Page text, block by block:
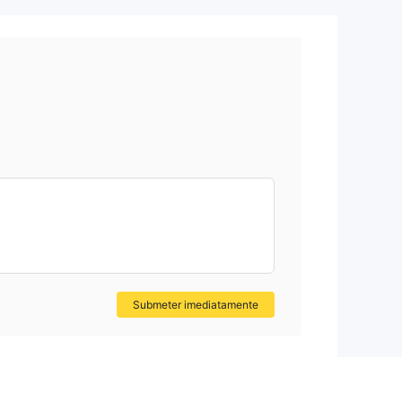
Submeter imediatamente